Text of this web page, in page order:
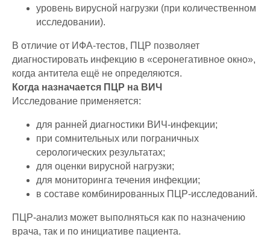
уровень вирусной нагрузки (при количественном
исследовании).
В отличие от ИФА-тестов, ПЦР позволяет
диагностировать инфекцию в «серонегативное окно»,
когда антитела ещё не определяются.
Когда назначается ПЦР на ВИЧ
Исследование применяется:
для ранней диагностики ВИЧ-инфекции;
при сомнительных или пограничных
серологических результатах;
для оценки вирусной нагрузки;
для мониторинга течения инфекции;
в составе комбинированных ПЦР-исследований.
ПЦР-анализ может выполняться как по назначению
врача, так и по инициативе пациента.